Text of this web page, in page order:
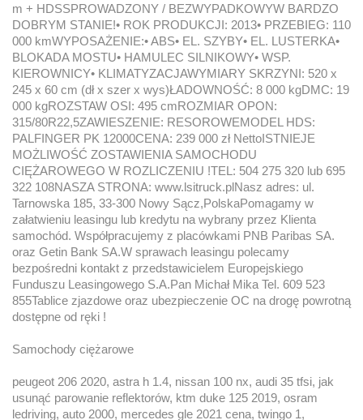
m + HDSSPROWADZONY / BEZWYPADKOWYW BARDZO
DOBRYM STANIE!• ROK PRODUKCJI: 2013• PRZEBIEG: 110
000 kmWYPOSAŻENIE:• ABS• EL. SZYBY• EL. LUSTERKA•
BLOKADA MOSTU• HAMULEC SILNIKOWY• WSP.
KIEROWNICY• KLIMATYZACJAWYMIARY SKRZYNI: 520 x
245 x 60 cm (dł x szer x wys)ŁADOWNOŚĆ: 8 000 kgDMC: 19
000 kgROZSTAW OSI: 495 cmROZMIAR OPON:
315/80R22,5ZAWIESZENIE: RESOROWEMODEL HDS:
PALFINGER PK 12000CENA: 239 000 zł NettoISTNIEJE
MOŻLIWOŚĆ ZOSTAWIENIA SAMOCHODU
CIĘŻAROWEGO W ROZLICZENIU !TEL: 504 275 320 lub 695
322 108NASZA STRONA: www.lsitruck.plNasz adres: ul.
Tarnowska 185, 33-300 Nowy Sącz,PolskaPomagamy w
załatwieniu leasingu lub kredytu na wybrany przez Klienta
samochód. Współpracujemy z placówkami PNB Paribas SA.
oraz Getin Bank SA.W sprawach leasingu polecamy
bezpośredni kontakt z przedstawicielem Europejskiego
Funduszu Leasingowego S.A.Pan Michał Mika Tel. 609 523
855Tablice zjazdowe oraz ubezpieczenie OC na drogę powrotną
dostępne od ręki !
Samochody ciężarowe
peugeot 206 2020, astra h 1.4, nissan 100 nx, audi 35 tfsi, jak
usunąć parowanie reflektorów, ktm duke 125 2019, osram
ledriving, auto 2000, mercedes gle 2021 cena, twingo 1,